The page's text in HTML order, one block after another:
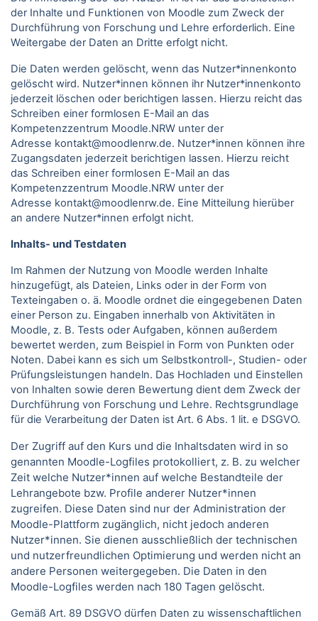
der Inhalte und Funktionen von Moodle zum Zweck der
Durchführung von Forschung und Lehre erforderlich. Eine
Weitergabe der Daten an Dritte erfolgt nicht.
Die Daten werden gelöscht, wenn das Nutzer*innenkonto
gelöscht wird. Nutzer*innen können ihr Nutzer*innenkonto
jederzeit löschen oder berichtigen lassen. Hierzu reicht das
Schreiben einer formlosen E-Mail an das
Kompetenzzentrum Moodle.NRW unter der
Adresse kontakt@moodlenrw.de. Nutzer*innen können ihre
Zugangsdaten jederzeit berichtigen lassen. Hierzu reicht
das Schreiben einer formlosen E-Mail an das
Kompetenzzentrum Moodle.NRW unter der
Adresse kontakt@moodlenrw.de. Eine Mitteilung hierüber
an andere Nutzer*innen erfolgt nicht.
Inhalts- und Testdaten
Im Rahmen der Nutzung von Moodle werden Inhalte
hinzugefügt, als Dateien, Links oder in der Form von
Texteingaben o. ä. Moodle ordnet die eingegebenen Daten
einer Person zu. Eingaben innerhalb von Aktivitäten in
Moodle, z. B. Tests oder Aufgaben, können außerdem
bewertet werden, zum Beispiel in Form von Punkten oder
Noten. Dabei kann es sich um Selbstkontroll-, Studien- oder
Prüfungsleistungen handeln. Das Hochladen und Einstellen
von Inhalten sowie deren Bewertung dient dem Zweck der
Durchführung von Forschung und Lehre. Rechtsgrundlage
für die Verarbeitung der Daten ist Art. 6 Abs. 1 lit. e DSGVO.
Der Zugriff auf den Kurs und die Inhaltsdaten wird in so
genannten Moodle-Logfiles protokolliert, z. B. zu welcher
Zeit welche Nutzer*innen auf welche Bestandteile der
Lehrangebote bzw. Profile anderer Nutzer*innen
zugreifen. Diese Daten sind nur der Administration der
Moodle-Plattform zugänglich, nicht jedoch anderen
Nutzer*innen. Sie dienen ausschließlich der technischen
und nutzerfreundlichen Optimierung und werden nicht an
andere Personen weitergegeben. Die Daten in den
Moodle-Logfiles werden nach 180 Tagen gelöscht.
Gemäß Art. 89 DSGVO dürfen Daten zu wissenschaftlichen